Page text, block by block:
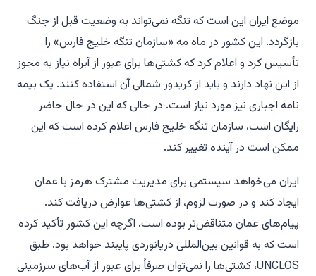
موضع ایران این است که تنگه نمی‌تواند به وضعیت قبل از جنگ
بازگردد. این کشور در ماه مه «سازمان تنگه خلیج فارس» را
تأسیس کرد و اعلام کرد که کشتی‌ها برای عبور از آبراه نیاز به مجوز
از این نهاد دارند و باید از کریدور شمالی آن استفاده کنند. یک بیمه
نامه اجباری نیز مورد نیاز است. در حالی که این در حال حاضر
رایگان است، سازمان تنگه خلیج فارس اعلام کرده است که این
ممکن است در آینده تغییر کند.
ایران می‌خواهد سیستمی برای مدیریت مشترک هرمز با عمان
ایجاد کند و در صورت لزوم، از کشتی‌ها عوارض دریافت کند.
پیام‌های عمان متناقض‌تر بوده است، اگرچه این کشور تأکید کرده
است که به قوانین بین‌المللی دریانوردی پایبند خواهد بود. طبق
UNCLOS، کشتی‌ها را نمی‌توان صرفاً برای عبور از آب‌های سرزمینی